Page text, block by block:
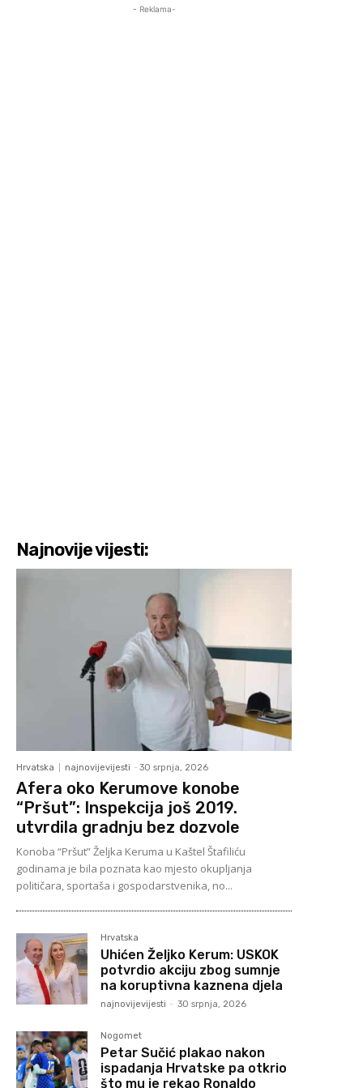
- Reklama-
Najnovije vijesti:
Hrvatska najnovijevijesti - 30 srpnja, 2026
Afera oko Kerumove konobe
“Pršut”: Inspekcija još 2019.
utvrdila gradnju bez dozvole
Konoba “Pršut” Željka Keruma u Kaštel Štafiliću
godinama je bila poznata kao mjesto okupljanja
političara, sportaša i gospodarstvenika, no...
Hrvatska
Uhićen Željko Kerum: USKOK
potvrdio akciju zbog sumnje
na koruptivna kaznena djela
najnovijevijesti - 30 srpnja, 2026
Nogomet
Petar Sučić plakao nakon
ispadanja Hrvatske pa otkrio
što mu je rekao Ronaldo